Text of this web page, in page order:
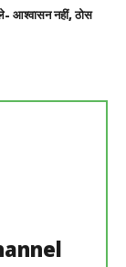
आश्वासन नहीं, ठोस